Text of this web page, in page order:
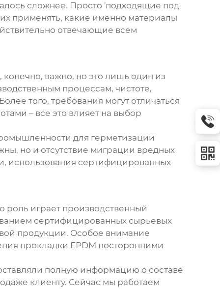
сложнее. Просто 'подходящие под
применять, какие именно материалы
отвечающие всем
важно, но это лишь один из
процессам, чистоте,
того, требования могут отличаться
– все это влияет на выбор
для герметизации
но и отсутствие миграции вредных
, использования сертифицированных
роль играет производственный
сертифицированных сырьевых
продукции. Особое внимание
прокладки EPDM посторонними
полную информацию о составе
клиенту. Сейчас мы работаем